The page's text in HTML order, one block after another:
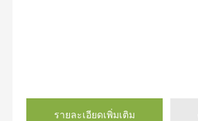
รายละเอียดเพิ่มเติม